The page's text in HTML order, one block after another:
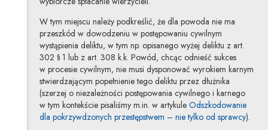
W tym miejscu należy podkreślić, że dla powoda nie ma
przeszkód w dowodzeniu w postępowaniu cywilnym
wystąpienia deliktu, w tym np. opisanego wyżej deliktu z art.
302 § 1 lub z art. 308 k.k. Powód, chcąc odnieść sukces
w procesie cywilnym, nie musi dysponować wyrokiem karnym
stwierdzającym popełnienie tego deliktu przez dłużnika
(szerzej o niezależności postępowania cywilnego i karnego
w tym kontekście pisaliśmy m.in. w artykule Odszkodowanie
dla pokrzywdzonych przestępstwem – nie tylko od sprawcy).